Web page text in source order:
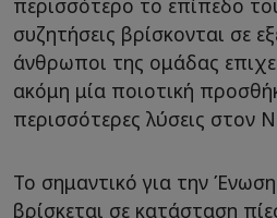
περισσότερο το επίπεδο
συζητήσεις βρίσκονται σε
άνθρωποι της ομάδας
ακόμη μία ποιοτική
περισσότερες λύσεις στον
Το σημαντικό για την Ένωση
βρίσκεται σε κατάσταση